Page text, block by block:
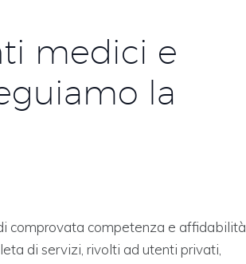
medici e
la
comprovata competenza e affidabilità,
di servizi, rivolti ad utenti privati,